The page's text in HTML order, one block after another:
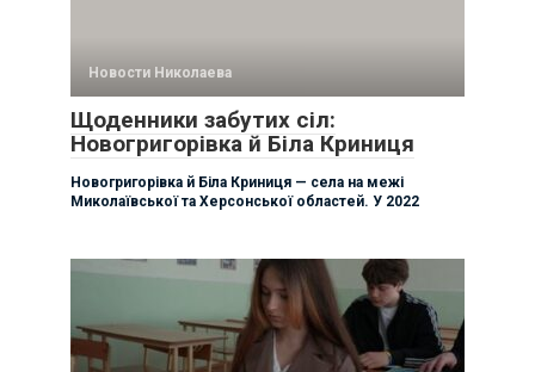
Новости Николаева
Щоденники забутих сіл:
Новогригорівка й Біла Криниця
Новогригорівка й Біла Криниця — села на межі
Миколаївської та Херсонської областей. У 2022